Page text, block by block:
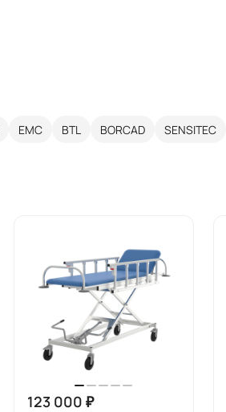
ЕМС BTL BORCAD SENSITEC
123 000 ₽